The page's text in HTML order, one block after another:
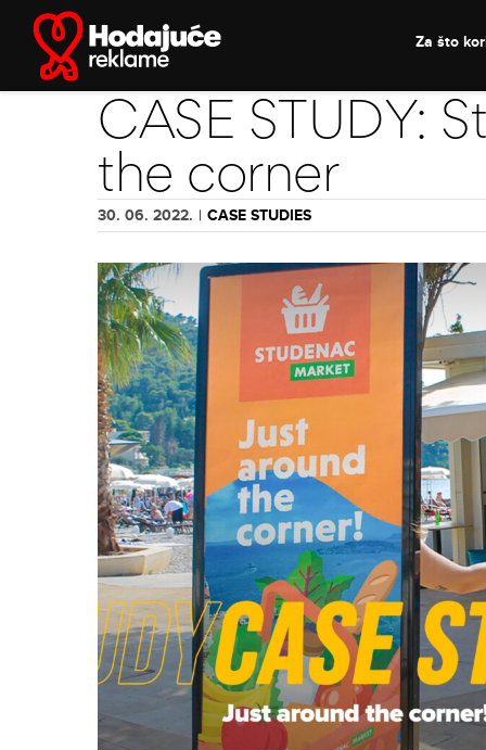
content
Za što
CASE STUDY:
the corner
30. 06. 2022. | CASE STUDIES
View
Larger
Image